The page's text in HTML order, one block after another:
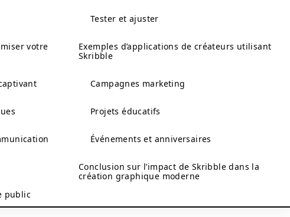
votre
public
Tester et ajuster
Exemples d’applications de créateurs utilisant
Skribble
Campagnes marketing
Projets éducatifs
Événements et anniversaires
Conclusion sur l’impact de Skribble dans la
création graphique moderne